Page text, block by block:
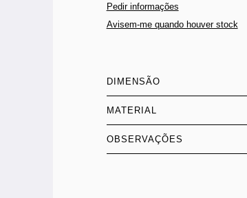
Pedir informações
Avisem-me quando houver stock
DIMENSÃO
MATERIAL
OBSERVAÇÕES